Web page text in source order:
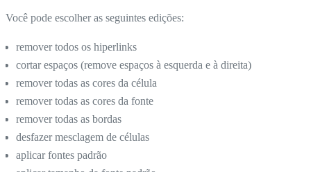
Você pode escolher as seguintes edições:
remover todos os hiperlinks
cortar espaços (remove espaços à esquerda e à direita)
remover todas as cores da célula
remover todas as cores da fonte
remover todas as bordas
desfazer mesclagem de células
aplicar fontes padrão